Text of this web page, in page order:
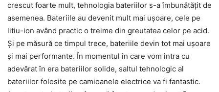
crescut foarte mult, tehnologia bateriilor s-a îmbunătățit de
asemenea. Bateriile au devenit mult mai ușoare, cele pe
litiu-ion având practic o treime din greutatea celor pe acid.
Și pe măsură ce timpul trece, bateriile devin tot mai ușoare
și mai performante. În momentul în care vom intra cu
adevărat în era bateriilor solide, saltul tehnologic al
bateriilor folosite pe camioanele electrice va fi fantastic.